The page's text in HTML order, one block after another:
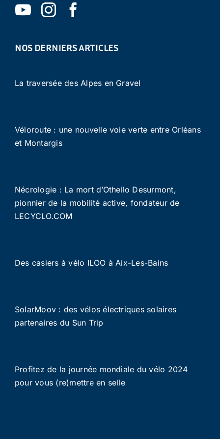
NOS DERNIERS ARTICLES
La traversée des Alpes en Gravel
Véloroute : une nouvelle voie verte entre Orléans
et Montargis
Nécrologie : La mort d’Othello Desurmont,
pionnier de la mobilité active, fondateur de
LECYCLO.COM
Des casiers à vélo ILOO à Aix-Les-Bains
SolarMoov : des vélos électriques solaires
partenaires du Sun Trip
Profitez de la journée mondiale du vélo 2024
pour vous (re)mettre en selle